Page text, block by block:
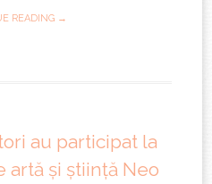
READING →
au participat la
artă și știință Neo